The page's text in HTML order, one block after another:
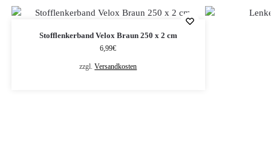
Stofflenkerband Velox Braun 250 x 2 cm
6,99€
zzgl.Versandkosten